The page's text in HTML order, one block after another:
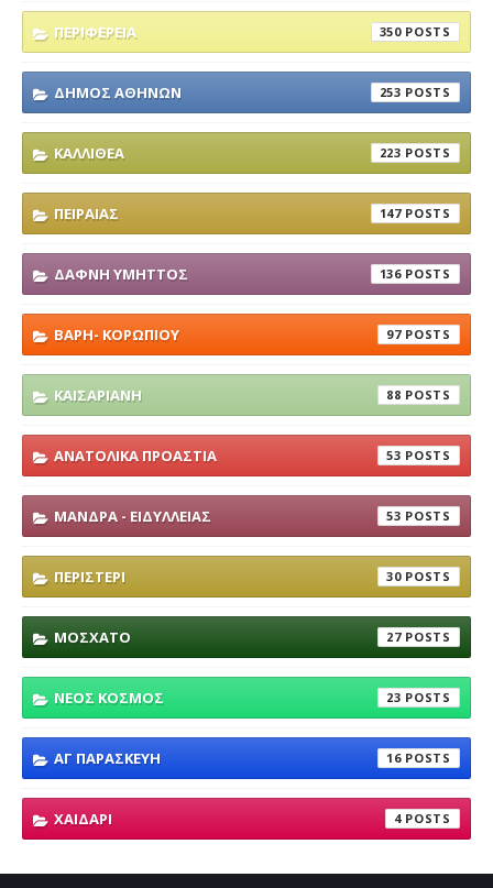
ΠΕΡΙΦΕΡΕΙΑ 350
ΔΗΜΟΣ ΑΘΗΝΩΝ 253
ΚΑΛΛΙΘΕΑ 223
ΠΕΙΡΑΙΑΣ 147
ΔΑΦΝΗ ΥΜΗΤΤΟΣ 136
ΒΑΡΗ- ΚΟΡΩΠΙΟΥ 97
ΚΑΙΣΑΡΙΑΝΗ 88
ΑΝΑΤΟΛΙΚΑ ΠΡΟΑΣΤΙΑ 53
ΜΑΝΔΡΑ - ΕΙΔΥΛΛΕΙΑΣ 53
ΠΕΡΙΣΤΕΡΙ 30
ΜΟΣΧΑΤΟ 27
ΝΕΟΣ ΚΟΣΜΟΣ 23
ΑΓ ΠΑΡΑΣΚΕΥΗ 16
ΧΑΙΔΑΡΙ 4